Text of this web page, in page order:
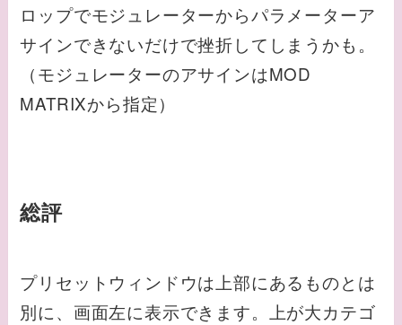
ロップでモジュレーターからパラメーターア
サインできないだけで挫折してしまうかも。
（モジュレーターのアサインはMOD
MATRIXから指定）
総評
プリセットウィンドウは上部にあるものとは
別に、画面左に表示できます。上が大カテゴ